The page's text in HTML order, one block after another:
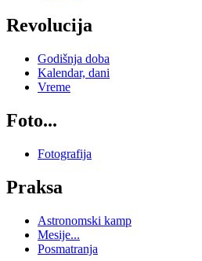
Revolucija
Godišnja doba
Kalendar, dani
Vreme
Foto...
Fotografija
Praksa
Astronomski kamp
Mesije...
Posmatranja